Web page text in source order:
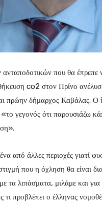
που θα έπρεπε
co2 στον Πρίνο
πρώην δήμαρχος Καβάλας. Ο
γεγονός ότι παρουσιάζω
από άλλες περιοχές γιατί
που η όχληση θα είναι
λιπάσματα, μιλάμε και για
προβλέπει ο έλληνας